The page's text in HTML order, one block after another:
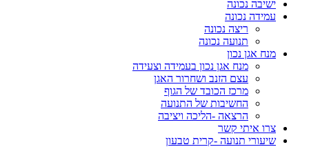
ישיבה נכונה
עמידה נכונה
ריצה נכונה
תנועה נכונה
מנח אגן נכון
מנח אגן נכון בעמידה וצעידה
עצם הזנב ושחרור האגן
מרכז הכובד של הגוף
החשיבות של התנועה
הרצאה -הליכה ויציבה
צרו איתי קשר
שיעורי תנועה -קרית טבעון